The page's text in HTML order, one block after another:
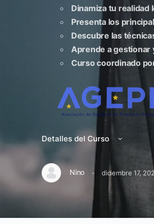
Dinamiza tu
Presenta los
Descubre las
Aprende a
Curso coordinado
Detalles del Curso
Nino · diciembre 17,